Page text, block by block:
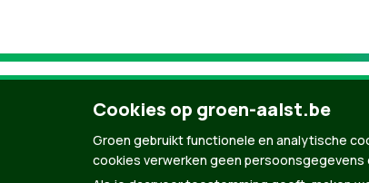
Cookies op groen-aalst.be
Groen gebruikt functionele en analytische
cookies verwerken geen